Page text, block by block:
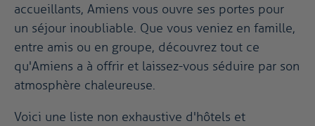
accueillants, Amiens vous ouvre ses portes pour
un séjour inoubliable. Que vous veniez en famille,
entre amis ou en groupe, découvrez tout ce
qu'Amiens a à offrir et laissez-vous séduire par son
atmosphère chaleureuse.
Voici une liste non exhaustive d'hôtels et